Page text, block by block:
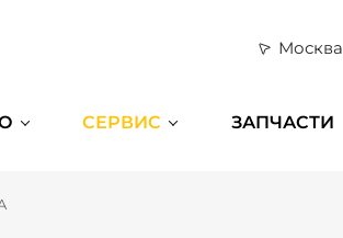
Москва
СЕРВИС ЗАПЧАСТИ